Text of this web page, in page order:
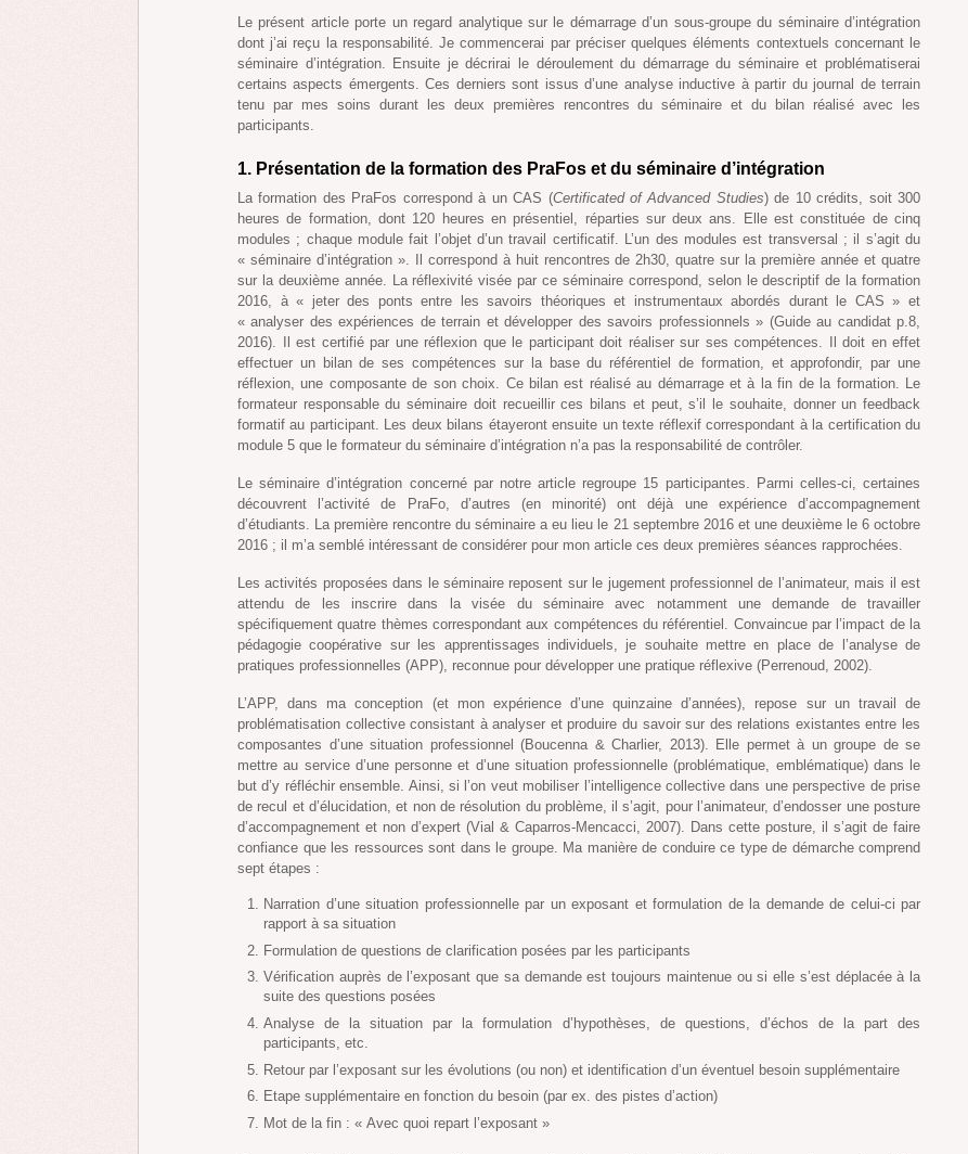
Le présent article porte un regard analytique sur le démarrage d’un sous-groupe du séminaire d’intégration
dont j’ai reçu la responsabilité. Je commencerai par préciser quelques éléments contextuels concernant le
séminaire d’intégration. Ensuite je décrirai le déroulement du démarrage du séminaire et problématiserai
certains aspects émergents. Ces derniers sont issus d’une analyse inductive à partir du journal de terrain
tenu par mes soins durant les deux premières rencontres du séminaire et du bilan réalisé avec les
participants.
1. Présentation de la formation des PraFos et du séminaire d’intégration
La formation des PraFos correspond à un CAS (Certificated of Advanced Studies) de 10 crédits, soit 300
heures de formation, dont 120 heures en présentiel, réparties sur deux ans. Elle est constituée de cinq
modules ; chaque module fait l’objet d’un travail certificatif. L’un des modules est transversal ; il s’agit du
« séminaire d’intégration ». Il correspond à huit rencontres de 2h30, quatre sur la première année et quatre
sur la deuxième année. La réflexivité visée par ce séminaire correspond, selon le descriptif de la formation
2016, à « jeter des ponts entre les savoirs théoriques et instrumentaux abordés durant le CAS » et
« analyser des expériences de terrain et développer des savoirs professionnels » (Guide au candidat p.8,
2016). Il est certifié par une réflexion que le participant doit réaliser sur ses compétences. Il doit en effet
effectuer un bilan de ses compétences sur la base du référentiel de formation, et approfondir, par une
réflexion, une composante de son choix. Ce bilan est réalisé au démarrage et à la fin de la formation. Le
formateur responsable du séminaire doit recueillir ces bilans et peut, s’il le souhaite, donner un feedback
formatif au participant. Les deux bilans étayeront ensuite un texte réflexif correspondant à la certification du
module 5 que le formateur du séminaire d’intégration n’a pas la responsabilité de contrôler.
Le séminaire d’intégration concerné par notre article regroupe 15 participantes. Parmi celles-ci, certaines
découvrent l’activité de PraFo, d’autres (en minorité) ont déjà une expérience d’accompagnement
d’étudiants. La première rencontre du séminaire a eu lieu le 21 septembre 2016 et une deuxième le 6 octobre
2016 ; il m’a semblé intéressant de considérer pour mon article ces deux premières séances rapprochées.
Les activités proposées dans le séminaire reposent sur le jugement professionnel de l’animateur, mais il est
attendu de les inscrire dans la visée du séminaire avec notamment une demande de travailler
spécifiquement quatre thèmes correspondant aux compétences du référentiel. Convaincue par l’impact de la
pédagogie coopérative sur les apprentissages individuels, je souhaite mettre en place de l’analyse de
pratiques professionnelles (APP), reconnue pour développer une pratique réflexive (Perrenoud, 2002).
L’APP, dans ma conception (et mon expérience d’une quinzaine d’années), repose sur un travail de
problématisation collective consistant à analyser et produire du savoir sur des relations existantes entre les
composantes d’une situation professionnel (Boucenna & Charlier, 2013). Elle permet à un groupe de se
mettre au service d’une personne et d’une situation professionnelle (problématique, emblématique) dans le
but d’y réfléchir ensemble. Ainsi, si l’on veut mobiliser l’intelligence collective dans une perspective de prise
de recul et d’élucidation, et non de résolution du problème, il s’agit, pour l’animateur, d’endosser une posture
d’accompagnement et non d’expert (Vial & Caparros-Mencacci, 2007). Dans cette posture, il s’agit de faire
confiance que les ressources sont dans le groupe. Ma manière de conduire ce type de démarche comprend
sept étapes :
Narration d’une situation professionnelle par un exposant et formulation de la demande de celui-ci par
rapport à sa situation
Formulation de questions de clarification posées par les participants
Vérification auprès de l’exposant que sa demande est toujours maintenue ou si elle s’est déplacée à la
suite des questions posées
Analyse de la situation par la formulation d’hypothèses, de questions, d’échos de la part des
participants, etc.
Retour par l’exposant sur les évolutions (ou non) et identification d’un éventuel besoin supplémentaire
Etape supplémentaire en fonction du besoin (par ex. des pistes d’action)
Mot de la fin : « Avec quoi repart l’exposant »